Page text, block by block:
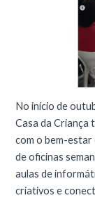
No início de
Casa da Criança
com o bem-estar
de oficinas
aulas de
criativos e